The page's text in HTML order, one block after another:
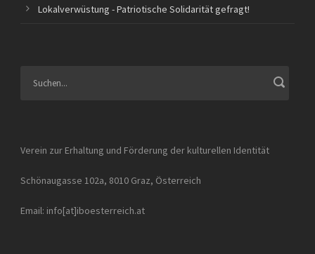
Lokalverwüstung - Patriotische Solidarität gefragt!
Verein zur Erhaltung und Förderung der kulturellen Identität
Schönaugasse 102a, 8010 Graz, Österreich
Email: info[at]iboesterreich.at